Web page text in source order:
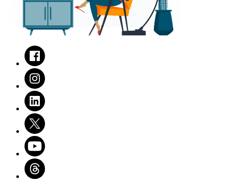
Facebook
Instagram
LinkedIn
Twitter
Youtube
Threads